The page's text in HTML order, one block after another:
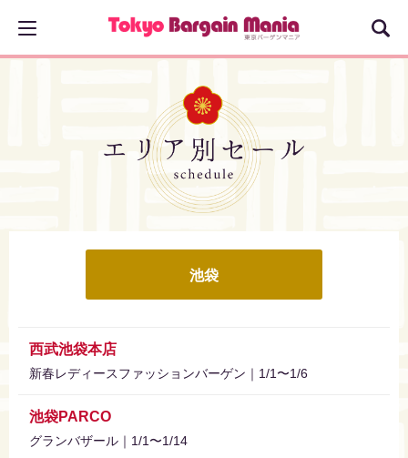
池袋
西武池袋本店
新春レディースファッションバーゲン｜1/1〜1/6
池袋PARCO
グランバザール｜1/1〜1/14